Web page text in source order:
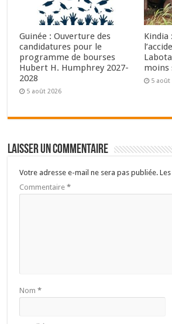
Guinée : Ouverture des
candidatures pour le
programme de bourses
Hubert H. Humphrey 2027-
2028
5 août 2026
Kindia
moins
5 août
Laisser un commentaire
Votre adresse e-mail ne sera pas publiée.
Commentaire *
Nom *